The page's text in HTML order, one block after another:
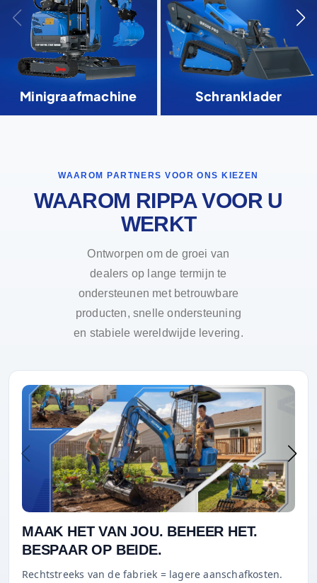
Minigraafmachine Schranklader
WAAROM PARTNERS VOOR ONS KIEZEN
WAAROM RIPPA VOOR U
WERKT
Ontworpen om de groei van
dealers op lange termijn te
ondersteunen met betrouwbare
producten, snelle ondersteuning
en stabiele wereldwijde levering.
MAAK HET VAN JOU. BEHEER HET.
BESPAAR OP BEIDE.
Rechtstreeks van de fabriek = lagere aanschafkosten.